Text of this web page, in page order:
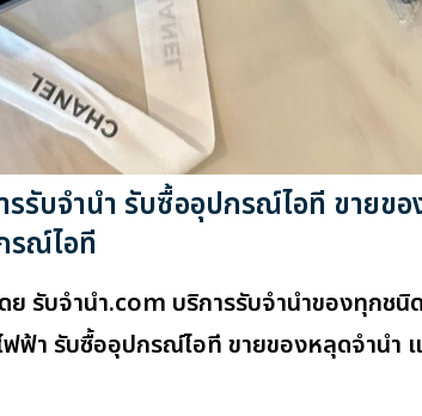
รับจำนำ รับซื้ออุปกรณ์ไอที ขายขอ
รณ์ไอที
ย รับจํานํา.com บริการรับจำนำของทุกชนิ
ฟฟ้า รับซื้ออุปกรณ์ไอที ขายของหลุดจำนำ